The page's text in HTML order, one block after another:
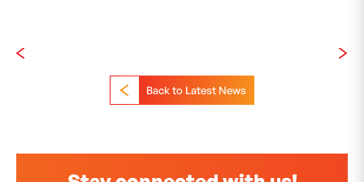
Back to Latest News